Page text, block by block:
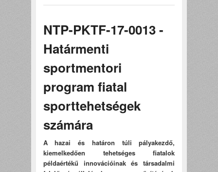
tartalommal
NTP-PKTF-17-0013 -
Határmenti
sportmentori
program fiatal
sporttehetségek
számára
A hazai és határon túli pályakezdő,
kiemelkedően tehetséges fiatalok
példaértékű innovációinak és társadalmi